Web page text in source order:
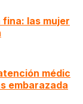
las mujer
médic
embarazada